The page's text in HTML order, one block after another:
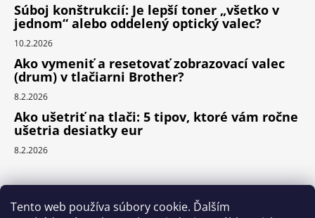
Tento web používa súbory cookie. Ďalším
Súboj konštrukcií: Je lepší toner „všetko v
jednom“ alebo oddelený optický valec?
10.2.2026
Ako vymeniť a resetovať zobrazovací valec
(drum) v tlačiarni Brother?
8.2.2026
Ako ušetriť na tlači: 5 tipov, ktoré vám ročne
ušetria desiatky eur
8.2.2026
Prijímame online platby